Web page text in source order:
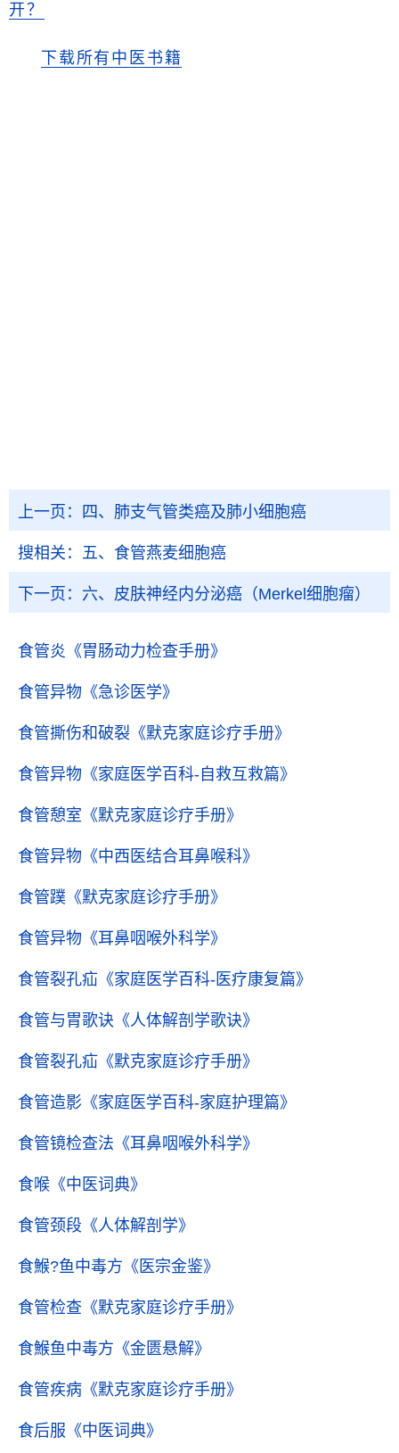
开？
下载所有中医书籍
上一页： 四、肺支气管类癌及肺小细胞癌
搜相关： 五、食管燕麦细胞癌
下一页： 六、皮肤神经内分泌癌（Merkel细胞瘤）
食管炎 《胃肠动力检查手册》
食管异物 《急诊医学》
食管撕伤和破裂 《默克家庭诊疗手册》
食管异物 《家庭医学百科-自救互救篇》
食管憩室 《默克家庭诊疗手册》
食管异物 《中西医结合耳鼻喉科》
食管蹼 《默克家庭诊疗手册》
食管异物 《耳鼻咽喉外科学》
食管裂孔疝 《家庭医学百科-医疗康复篇》
食管与胃歌诀 《人体解剖学歌诀》
食管裂孔疝 《默克家庭诊疗手册》
食管造影 《家庭医学百科-家庭护理篇》
食管镜检查法 《耳鼻咽喉外科学》
食喉 《中医词典》
食管颈段 《人体解剖学》
食鯸?鱼中毒方 《医宗金鉴》
食管检查 《默克家庭诊疗手册》
食鯸鱼中毒方 《金匮悬解》
食管疾病 《默克家庭诊疗手册》
食后服 《中医词典》